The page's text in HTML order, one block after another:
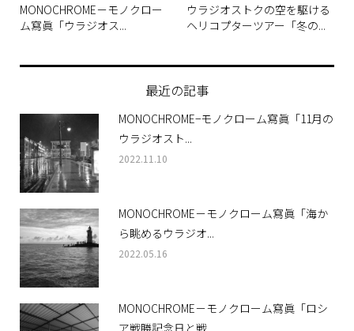
MONOCHROME－モノクロー
ム寫眞「ウラジオス...
ウラジオストクの空を駆ける
ヘリコプターツアー「冬の...
最近の記事
MONOCHROME−モノクローム寫眞「11月の
ウラジオスト...
2022.11.10
MONOCHROME－モノクローム寫眞「海か
ら眺めるウラジオ...
2022.05.16
MONOCHROME－モノクローム寫眞「ロシ
ア戦勝記念日と戦...